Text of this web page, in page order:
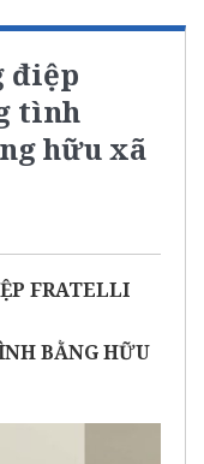
điệp
tình
hữu xã
FRATELLI
BẰNG HỮU